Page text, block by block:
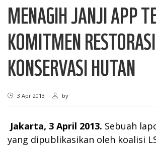
MENAGIH JANJI APP
KOMITMEN
KONSERVASI HUTAN
3 Apr 2013 by
Jakarta, 3 April 2013. Sebuah
yang dipublikasikan oleh koalisi